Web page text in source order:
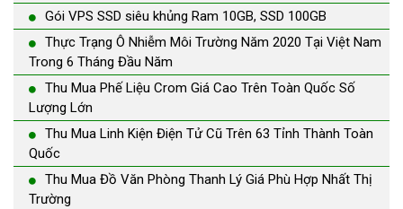
Gói VPS SSD siêu khủng Ram 10GB, SSD 100GB
Thực Trạng Ô Nhiễm Môi Trường Năm 2020 Tại Việt Nam
Trong 6 Tháng Đầu Năm
Thu Mua Phế Liệu Crom Giá Cao Trên Toàn Quốc Số
Lượng Lớn
Thu Mua Linh Kiện Điện Tử Cũ Trên 63 Tỉnh Thành Toàn
Quốc
Thu Mua Đồ Văn Phòng Thanh Lý Giá Phù Hợp Nhất Thị
Trường